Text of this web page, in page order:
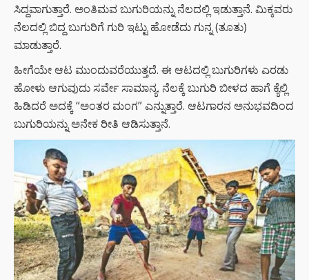
ಸಿದ್ದವಾಗುತ್ತಾರೆ. ಅಂತಿಮವ ಬುಗುರಿಯನ್ನು ನೆಲದಲ್ಲಿ ಇಡುತ್ತಾನೆ. ಮಿಕ್ಕವರು
ನೆಲದಲ್ಲಿ ಬಿದ್ದ ಬುಗುರಿಗೆ ಗುರಿ ಇಟ್ಟು ಹೋಡೆದು ಗುನ್ನ (ತೂತು)
ಮಾಡುತ್ತಾರೆ.
ಹೀಗೆಯೇ ಆಟ ಮುಂದುವರೆಯುತ್ತದೆ. ಈ ಆಟದಲ್ಲಿ ಬುಗುರಿಗಳು ಎರಡು
ಹೋಳು ಆಗುವುದು ಸರ್ವೇ ಸಾಮಾನ್ಯ. ನೆಲಕ್ಕೆ ಬುಗುರಿ ಬೀಳದ ಹಾಗೆ ಕ್ಯೆಲ್ಲಿ
ಹಿಡಿದರೆ ಅದಕ್ಕೆ “ಅಂತರ ಮಂಗ” ಎನ್ನುತ್ತಾರೆ. ಆಟಗಾರನ ಅನುಭವದಿಂದ
ಬುಗುರಿಯನ್ನು ಅನೇಕ ರೀತಿ ಆಡಿಸುತ್ತಾನೆ.